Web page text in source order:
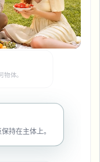
持在主体上。
全且符合隐私
体。